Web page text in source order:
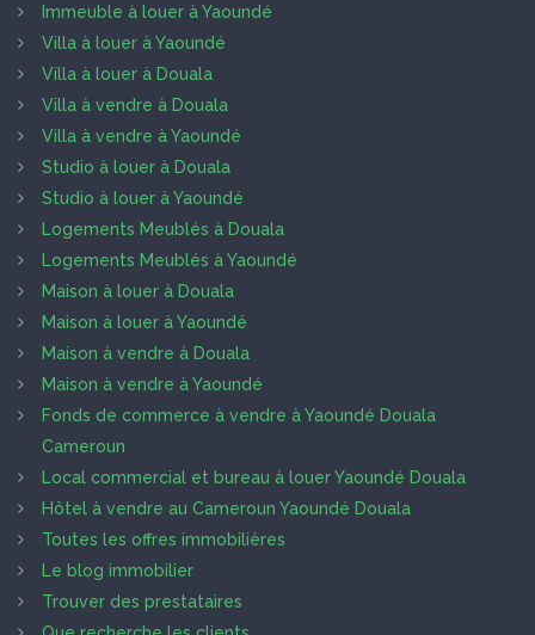
Immeuble à louer à Yaoundé
Villa à louer à Yaoundé
Villa à louer à Douala
Villa à vendre à Douala
Villa à vendre à Yaoundé
Studio à louer à Douala
Studio à louer à Yaoundé
Logements Meublés à Douala
Logements Meublés à Yaoundé
Maison à louer à Douala
Maison à louer à Yaoundé
Maison à vendre à Douala
Maison à vendre à Yaoundé
Fonds de commerce à vendre à Yaoundé Douala
Cameroun
Local commercial et bureau à louer Yaoundé Douala
Hôtel à vendre au Cameroun Yaoundé Douala
Toutes les offres immobilières
Le blog immobilier
Trouver des prestataires